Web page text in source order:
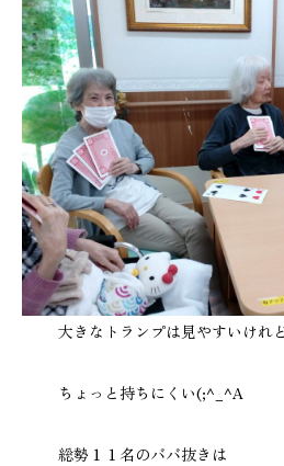
大きなトランプは見やすいけれ
ちょっと持ちにくい(;^_^A
総勢１１名のババ抜きは